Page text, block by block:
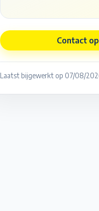
Contact
Laatst bijgewerkt op 07/08/